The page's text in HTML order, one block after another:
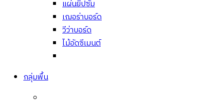
แผ่นยิปซั่ม
เฌอร่าบอร์ด
วีว่าบอร์ด
ไม้อัดซีเมนต์
กลุ่มพื้น